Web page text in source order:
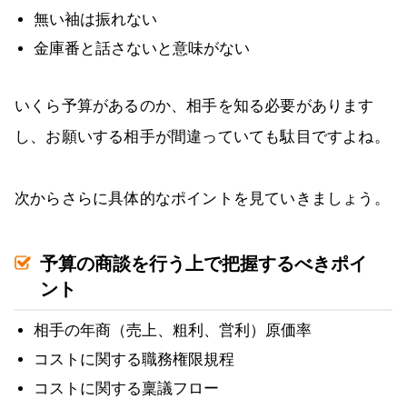
無い袖は振れない
金庫番と話さないと意味がない
いくら予算があるのか、相手を知る必要があります
し、お願いする相手が間違っていても駄目ですよね。
次からさらに具体的なポイントを見ていきましょう。
予算の商談を行う上で把握するべきポイ
ント
相手の年商（売上、粗利、営利）原価率
コストに関する職務権限規程
コストに関する稟議フロー